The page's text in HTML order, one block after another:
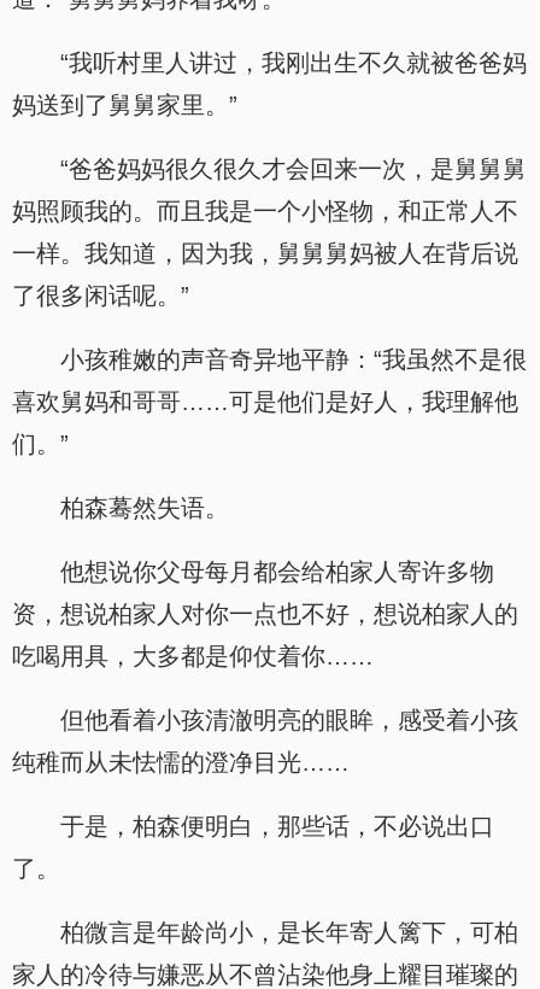
“我听村里人讲过，我刚出生不久就被爸爸妈
妈送到了舅舅家里。”
“爸爸妈妈很久很久才会回来一次，是舅舅舅
妈照顾我的。而且我是一个小怪物，和正常人不
一样。我知道，因为我，舅舅舅妈被人在背后说
了很多闲话呢。”
小孩稚嫩的声音奇异地平静：“我虽然不是很
喜欢舅妈和哥哥……可是他们是好人，我理解他
们。”
柏森蓦然失语。
他想说你父母每月都会给柏家人寄许多物
资，想说柏家人对你一点也不好，想说柏家人的
吃喝用具，大多都是仰仗着你……
但他看着小孩清澈明亮的眼眸，感受着小孩
纯稚而从未怯懦的澄净目光……
于是，柏森便明白，那些话，不必说出口
了。
柏微言是年龄尚小，是长年寄人篱下，可柏
家人的冷待与嫌恶从不曾沾染他身上耀目璀璨的